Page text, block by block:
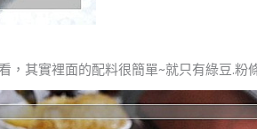
，其實裡面的配料很簡單~就只有綠豆.粉